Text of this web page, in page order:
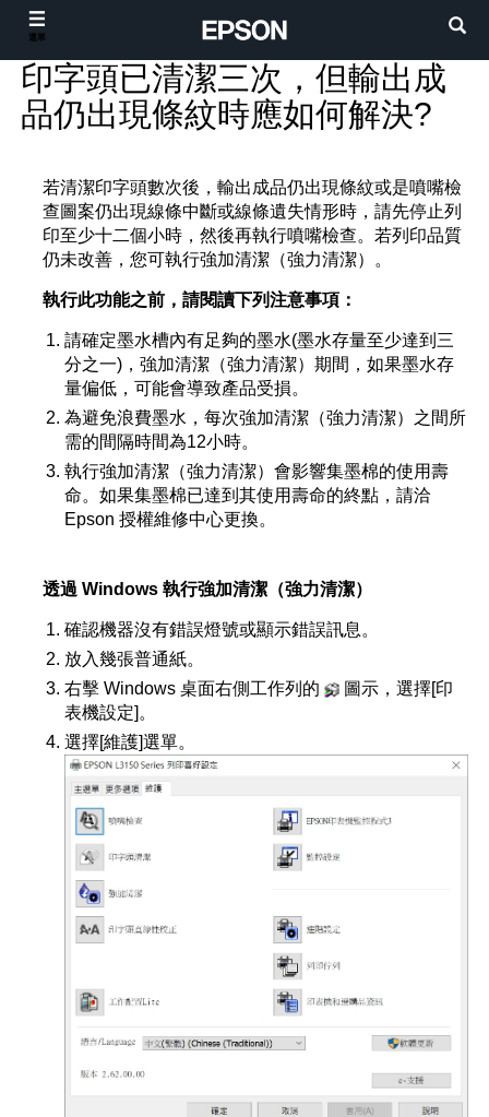
印字頭已清潔三次，但輸出成
品仍出現條紋時應如何解決?
若清潔印字頭數次後，輸出成品仍出現條紋或是噴嘴檢
查圖案仍出現線條中斷或線條遺失情形時，請先停止列
印至少十二個小時，然後再執行噴嘴檢查。若列印品質
仍未改善，您可執行強加清潔（強力清潔）。
執行此功能之前，請閱讀下列注意事項：
請確定墨水槽內有足夠的墨水(墨水存量至少達到三
分之一)，強加清潔（強力清潔）期間，如果墨水存
量偏低，可能會導致產品受損。
為避免浪費墨水，每次強加清潔（強力清潔）之間所
需的間隔時間為12小時。
執行強加清潔（強力清潔）會影響集墨棉的使用壽
命。如果集墨棉已達到其使用壽命的終點，請洽
Epson 授權維修中心更換。
透過 Windows 執行強加清潔（強力清潔）
確認機器沒有錯誤燈號或顯示錯誤訊息。
放入幾張普通紙。
右擊 Windows 桌面右側工作列的
圖示，選擇[印
表機設定]。
選擇[維護]選單。